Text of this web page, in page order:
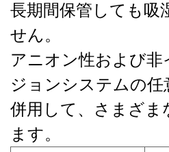
長期間保管しても吸
せん。
アニオン性および
ジョンシステムの任
併用して、さまざま
ます。